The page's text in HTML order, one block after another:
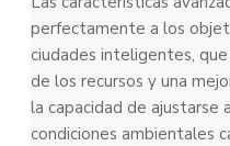
perfectamente a los
ciudades inteligentes,
de los recursos y una
la capacidad de ajustarse
condiciones ambientales